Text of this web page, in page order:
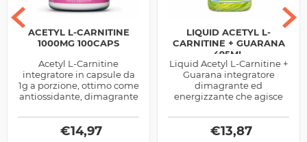
ACETYL L-CARNITINE
1000MG 100CAPS
Acetyl L-Carnitine
integratore in capsule da
1g a porzione, ottimo come
antiossidante, dimagrante
funzionalità cognitiva,
abbinalo alla...
€14,97
LIQUID ACETYL L-
CARNITINE + GUARANA
495ML
Liquid Acetyl L-Carnitine +
Guarana integratore
dimagrante ed
energizzante che agisce
grasso, sulla beta
ossidazione lipidica e
€13,87